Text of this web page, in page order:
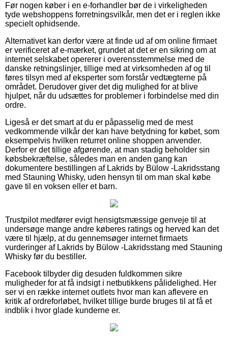
Før nogen køber i en e-forhandler bør de i virkeligheden
tyde webshoppens forretningsvilkår, men det er i reglen ikke
specielt ophidsende.
Alternativet kan derfor være at finde ud af om online firmaet
er verificeret af e-mærket, grundet at det er en sikring om at
internet selskabet opererer i overensstemmelse med de
danske retningslinjer, tillige med at virksomheden af og til
føres tilsyn med af eksperter som forstår vedtægterne på
området. Derudover giver det dig mulighed for at blive
hjulpet, når du udsættes for problemer i forbindelse med din
ordre.
Ligeså er det smart at du er påpasselig med de mest
vedkommende vilkår der kan have betydning for købet, som
eksempelvis hvilken returret online shoppen anvender.
Derfor er det tillige afgørende, at man stadig beholder sin
købsbekræftelse, således man en anden gang kan
dokumentere bestillingen af Lakrids by Bülow -Lakridsstang
med Stauning Whisky, uden hensyn til om man skal købe
gave til en voksen eller et barn.
Trustpilot medfører evigt hensigtsmæssige genveje til at
undersøge mange andre køberes ratings og herved kan det
være til hjælp, at du gennemsøger internet firmaets
vurderinger af Lakrids by Bülow -Lakridsstang med Stauning
Whisky før du bestiller.
Facebook tilbyder dig desuden fuldkommen sikre
muligheder for at få indsigt i netbutikkens pålidelighed. Her
ser vi en række internet outlets hvor man kan aflevere en
kritik af ordreforløbet, hvilket tillige burde bruges til at få et
indblik i hvor glade kunderne er.